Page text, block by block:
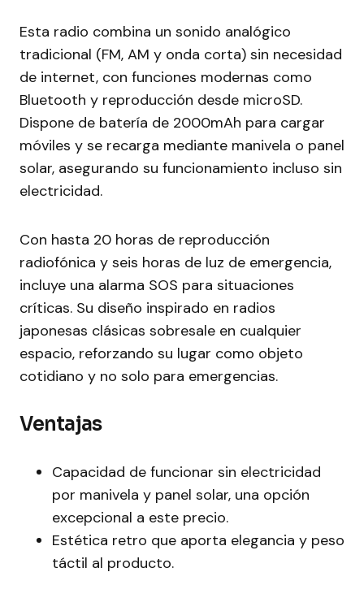
Esta radio combina un sonido analógico
tradicional (FM, AM y onda corta) sin necesidad
de internet, con funciones modernas como
Bluetooth y reproducción desde microSD.
Dispone de batería de 2000mAh para cargar
móviles y se recarga mediante manivela o panel
solar, asegurando su funcionamiento incluso sin
electricidad.
Con hasta 20 horas de reproducción
radiofónica y seis horas de luz de emergencia,
incluye una alarma SOS para situaciones
críticas. Su diseño inspirado en radios
japonesas clásicas sobresale en cualquier
espacio, reforzando su lugar como objeto
cotidiano y no solo para emergencias.
Ventajas
Capacidad de funcionar sin electricidad
por manivela y panel solar, una opción
excepcional a este precio.
Estética retro que aporta elegancia y peso
táctil al producto.